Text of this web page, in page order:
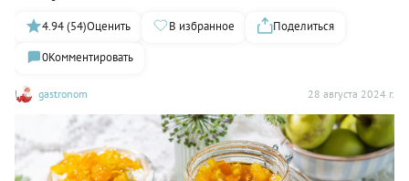
gastronom 28 августа 2024 г.
4.94 (54)Оценить В избранное
Поделиться
0Комментировать